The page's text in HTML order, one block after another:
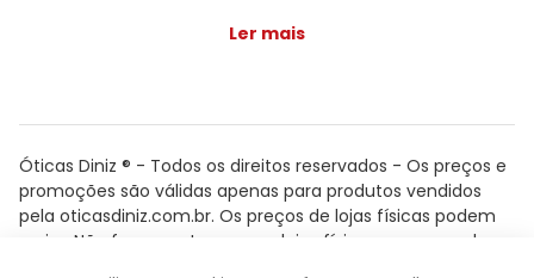
Ler mais
Óticas Diniz ® - Todos os direitos reservados - Os preços e
promoções são válidas apenas para produtos vendidos
pela oticasdiniz.com.br. Os preços de lojas físicas podem
variar. Não fazemos trocas em lojas físicas, apenas pelo